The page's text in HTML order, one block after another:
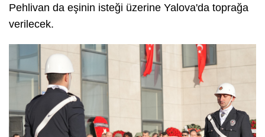
Pehlivan da eşinin isteği üzerine Yalova'da toprağa
verilecek.